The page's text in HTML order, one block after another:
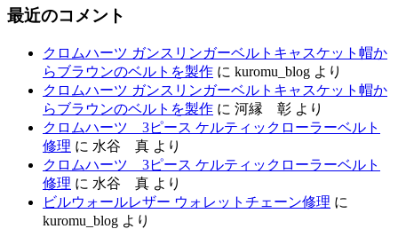
最近のコメント
クロムハーツ ガンスリンガーベルトキャスケット帽か
らブラウンのベルトを製作 に kuromu_blog より
クロムハーツ ガンスリンガーベルトキャスケット帽か
らブラウンのベルトを製作 に 河縁 彰 より
クロムハーツ 3ピース ケルティックローラーベルト
修理 に 水谷 真 より
クロムハーツ 3ピース ケルティックローラーベルト
修理 に 水谷 真 より
ビルウォールレザー ウォレットチェーン修理 に
kuromu_blog より